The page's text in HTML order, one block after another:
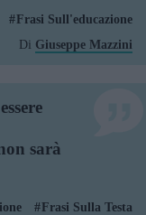
Frasi Sull'educazione
Di Giuseppe Mazzini
sarà
Frasi Sulla Testa